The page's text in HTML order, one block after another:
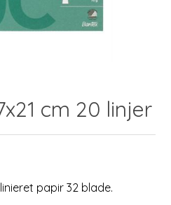
cm 20 linjer
papir 32 blade.